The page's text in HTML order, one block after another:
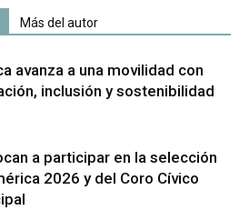
Más del autor
avanza a una movilidad con
inclusión y sostenibilidad
a participar en la selección
2026 y del Coro Cívico